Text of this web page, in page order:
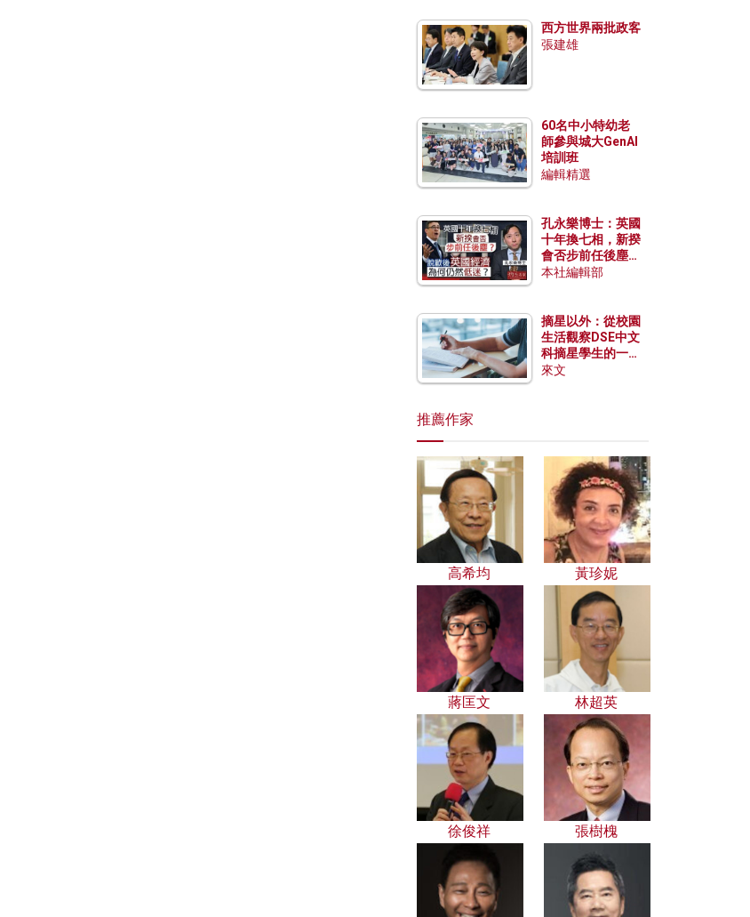
西方世界兩批政客
張建雄
60名中小特幼老
師參與城大GenAI
培訓班
編輯精選
孔永樂博士：英國
十年換七相，新揆
會否步前任後塵？
脫歐後英國經濟為
本社編輯部
摘星以外：從校園
生活觀察DSE中文
科摘星學生的一點
特質
來文
推薦作家
高希均 黃珍妮
蔣匡文 林超英
徐俊祥 張樹槐